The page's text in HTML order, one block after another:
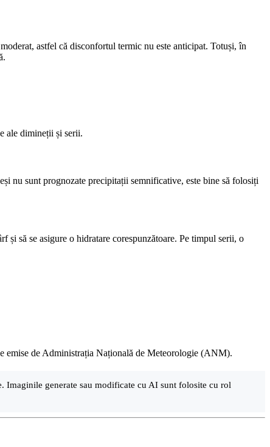
astfel că disconfortul termic nu este anticipat. Totuși, în
ale dimineții și serii.
nu sunt prognozate precipitații semnificative, este bine să folosiți
și să se asigure o hidratare corespunzătoare. Pe timpul serii, o
emise de Administrația Națională de Meteorologie (ANM).
Imaginile generate sau modificate cu AI sunt folosite cu rol